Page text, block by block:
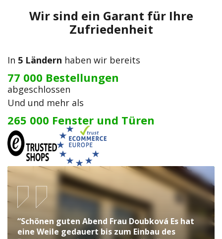
Wir sind ein Garant für Ihre
Zufriedenheit
In 5 Ländern haben wir bereits
77 000 Bestellungen
abgeschlossen
Und und mehr als
265 000 Fenster und Türen
“Schönen guten Abend Frau Doubková Es hat
eine Weile gedauert bis zum Einbau des